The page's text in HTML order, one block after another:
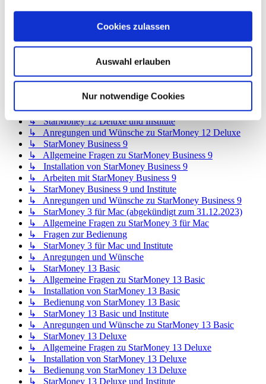
Cookies zulassen
Auswahl erlauben
Nur notwendige Cookies
↳ Installation von StarMoney 12 Basic
↳ Bedienung von StarMoney 12 Basic
↳ Anregungen und Wünsche zu StarMoney 12 Basic
↳ StarMoney 12 Deluxe
↳ Installation von StarMoney 12 Deluxe
↳ Bedienung von StarMoney 12 Deluxe
↳ StarMoney 12 Deluxe und Institute
↳ Anregungen und Wünsche zu StarMoney 12 Deluxe
↳ StarMoney Business 9
↳ Allgemeine Fragen zu StarMoney Business 9
↳ Installation von StarMoney Business 9
↳ Arbeiten mit StarMoney Business 9
↳ StarMoney Business 9 und Institute
↳ Anregungen und Wünsche zu StarMoney Business 9
↳ StarMoney 3 für Mac (abgekündigt zum 31.12.2023)
↳ Allgemeine Fragen zu StarMoney 3 für Mac
↳ Fragen zur Bedienung
↳ StarMoney 3 für Mac und Institute
↳ Anregungen und Wünsche
↳ StarMoney 13 Basic
↳ Allgemeine Fragen zu StarMoney 13 Basic
↳ Installation von StarMoney 13 Basic
↳ Bedienung von StarMoney 13 Basic
↳ StarMoney 13 Basic und Institute
↳ Anregungen und Wünsche zu StarMoney 13 Basic
↳ StarMoney 13 Deluxe
↳ Allgemeine Fragen zu StarMoney 13 Deluxe
↳ Installation von StarMoney 13 Deluxe
↳ Bedienung von StarMoney 13 Deluxe
↳ StarMoney 13 Deluxe und Institute